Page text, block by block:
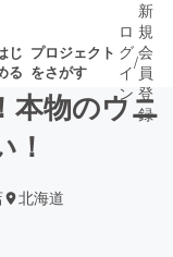
じ
る
プロジェクト
をさがす
が近いプ
ト
ロ
グ
イ
ン
/
新
規
会
員
登
録
本物のウニ
北海道